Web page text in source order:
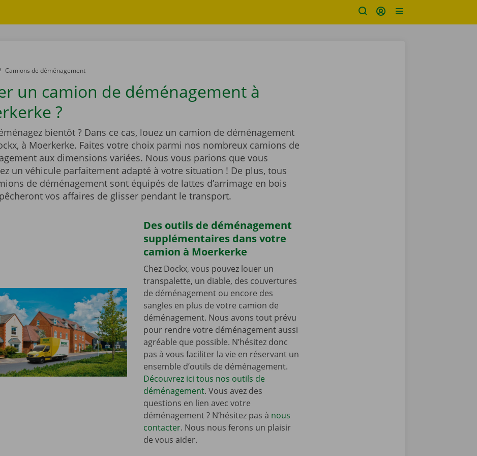
to
Camions de déménagement
un camion de déménagement à
?
bientôt ? Dans ce cas, louez un camion de déménagement
à Moerkerke. Faites votre choix parmi nos nombreux camions de
aux dimensions variées. Nous vous parions que vous
un véhicule parfaitement adapté à votre situation ! De plus, tous
de déménagement sont équipés de lattes d’arrimage en bois
vos affaires de glisser pendant le transport.
Des outils de déménagement
supplémentaires dans votre
camion à Moerkerke
Chez Dockx, vous pouvez louer un
transpalette, un diable, des couvertures
de déménagement ou encore des
sangles en plus de votre camion de
déménagement. Nous avons tout prévu
pour rendre votre déménagement aussi
agréable que possible. N’hésitez donc
pas à vous faciliter la vie en réservant un
ensemble d’outils de déménagement.
Découvrez ici tous nos outils de
déménagement. Vous avez des
questions en lien avec votre
déménagement ? N’hésitez pas à nous
contacter. Nous nous ferons un plaisir
de vous aider.